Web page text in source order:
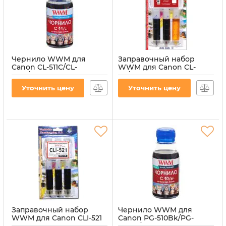
Чернило WWM для
Canon CL-511C/CL-
513C/CLI-521C 100г Cyan
водорастворимые (C11/C-
Уточнить цену
Заправочный набор
WWM для Canon CL-
511/CL-513 (3 x 20 мл) 3шт x
водорастворимые
(IR3.C11/C)
Уточнить цену
Заправочный набор
WWM для Canon CLI-521
Чернило WWM для
Canon PG-510Bk/PG-